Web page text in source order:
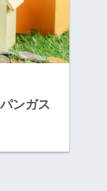
ンガス